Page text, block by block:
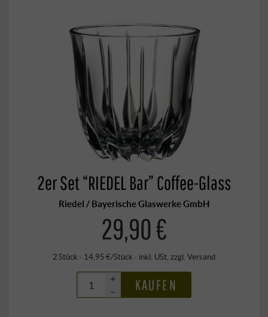
2er Set “RIEDEL Bar” Coffee-Glass
Riedel / Bayerische Glaswerke GmbH
29,90 €
2 Stück · 14,95 €/Stück · inkl. USt , zzgl. Versand
+
–
KAUFEN